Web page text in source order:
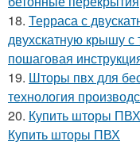
18. Терраса с
двухскатную крышу с
пошаговая
19. Шторы пвх для
технология
20. Купить шторы
Купить шторы ПВХ